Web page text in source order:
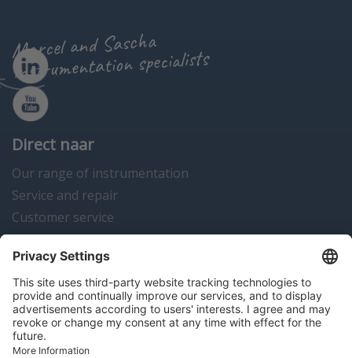
Marcel and Sascha
instrumentation specialists
Direct naar
Our range of instrumentation
Service and repair
Customer service
Instrumentation news
Contact us
Algemene voorwaarden Disclaimer
Colofon